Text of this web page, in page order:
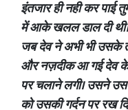
इंतजार ही नही कर पाई
में आके खलल डाल दी
जब देव ने अभी भी उसके
और नज़दीक आ गई देव
पर चलाने लगी। उसने
को उसकी गर्दन पर रख